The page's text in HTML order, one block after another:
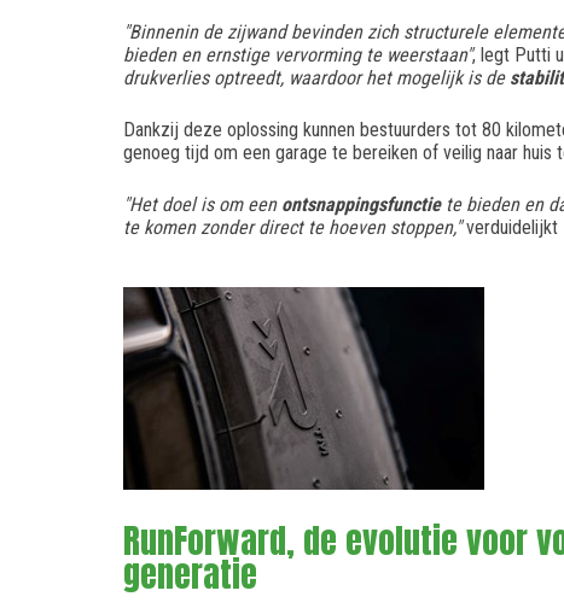
"Binnenin de zijwand bevinden zich structurele
bieden en ernstige vervorming te weerstaan", legt Putti
drukverlies optreedt, waardoor het mogelijk is de
Dankzij deze oplossing kunnen bestuurders tot 80
genoeg tijd om een garage te bereiken of veilig naar huis
"Het doel is om een ontsnappingsfunctiete bieden en
te komen zonder direct te hoeven stoppen,"verduidelijkt
RunForward, de evolutie voor
generatie